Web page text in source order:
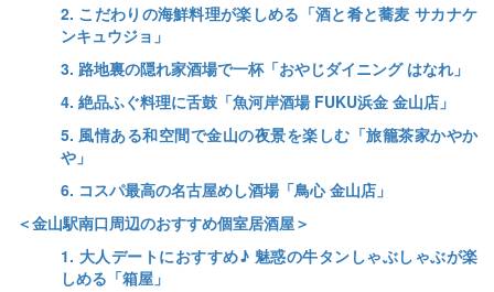
2. こだわりの海鮮料理が楽しめる「酒と肴と蕎麦 サカナケ
ンキュウジョ」
3. 路地裏の隠れ家酒場で一杯「おやじダイニング はなれ」
4. 絶品ふぐ料理に舌鼓「魚河岸酒場 FUKU浜金 金山店」
5. 風情ある和空間で金山の夜景を楽しむ「旅籠茶家かやか
や」
6. コスパ最高の名古屋めし酒場「鳥心 金山店」
＜金山駅南口周辺のおすすめ個室居酒屋＞
1. 大人デートにおすすめ♪ 魅惑の牛タンしゃぶしゃぶが楽
しめる「箱屋」